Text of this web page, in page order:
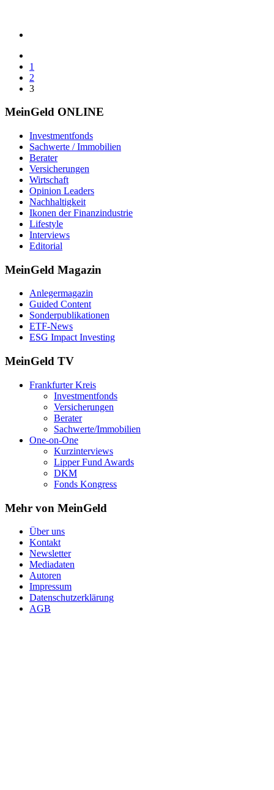
1
2
3
MeinGeld ONLINE
Investmentfonds
Sachwerte / Immobilien
Berater
Versicherungen
Wirtschaft
Opinion Leaders
Nachhaltigkeit
Ikonen der Finanzindustrie
Lifestyle
Interviews
Editorial
MeinGeld Magazin
Anlegermagazin
Guided Content
Sonderpublikationen
ETF-News
ESG Impact Investing
MeinGeld TV
Frankfurter Kreis
Investmentfonds
Versicherungen
Berater
Sachwerte/Immobilien
One-on-One
Kurzinterviews
Lipper Fund Awards
DKM
Fonds Kongress
Mehr von MeinGeld
Über uns
Kontakt
Newsletter
Mediadaten
Autoren
Impressum
Datenschutzerklärung
AGB